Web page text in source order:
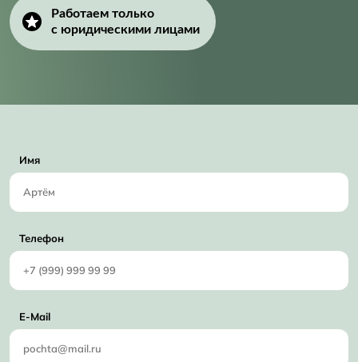
Работаем только
с юридическими лицами
Имя
Телефон
E-Mail